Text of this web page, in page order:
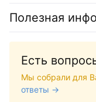
Полезная
Есть
Мы собрали для
ответы →